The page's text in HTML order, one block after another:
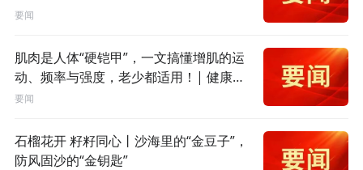
要闻
肌肉是人体“硬铠甲”，一文搞懂增肌的运
动、频率与强度，老少都适用！| 健康大
家谈
要闻
石榴花开 籽籽同心丨沙海里的“金豆子”，
防风固沙的“金钥匙”